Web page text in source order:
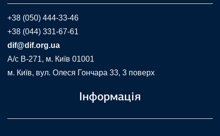
+38 (050) 444-33-46
+38 (044) 331-67-61
dif@dif.org.ua
A/c В-271, м. Київ 01001
м. Київ, вул. Олеся Гончара 33, 3 поверх
Інформація